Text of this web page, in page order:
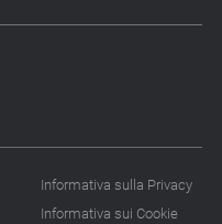
Informativa sulla Privacy
Informativa sui Cookie